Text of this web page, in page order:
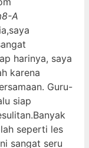
8-A
harinya, saya
karena
Guru-
siap
seperti les
sangat seru